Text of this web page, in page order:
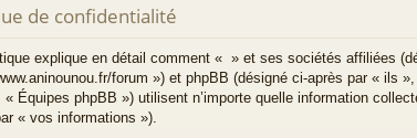
de confidentialité
explique en détail comment « » et ses sociétés affiliées
forum ») et phpBB (désigné ci-après par « ils
« Équipes phpBB ») utilisent n’importe quelle information
« vos informations »).